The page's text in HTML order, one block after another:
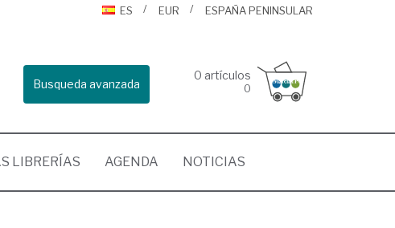
ES
EUR ESPAÑA PENINSULAR
Busqueda avanzada
0 artículos
0
LIBRERÍAS AGENDA NOTICIAS